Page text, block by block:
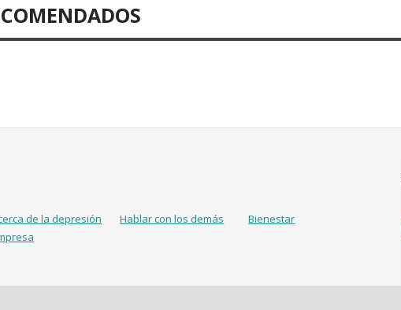
de la depresión Hablar con los demás
Bienestar